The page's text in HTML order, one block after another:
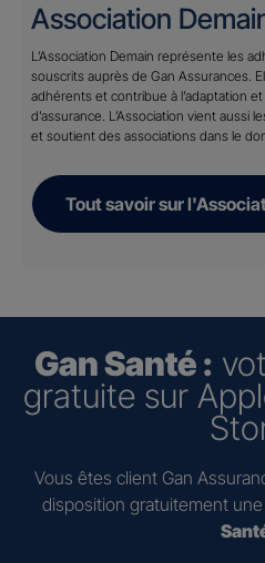
Association
L’Association Demain représente les
souscrits auprès de Gan Assurances.
adhérents et contribue à l’adaptation
d’assurance. L’Association vient aussi
et soutient des associations dans le
Tout savoir sur
Gan Santé :
gratuite sur
Vous êtes client Gan
disposition gratuitement